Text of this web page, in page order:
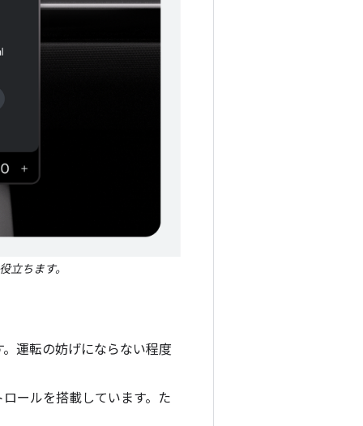
立ちます。
運転の妨げにならない程度
ールを搭載しています。た